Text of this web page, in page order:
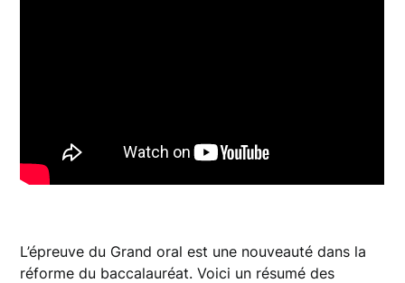
L’épreuve du Grand oral est une nouveauté dans la
réforme du baccalauréat. Voici un résumé des